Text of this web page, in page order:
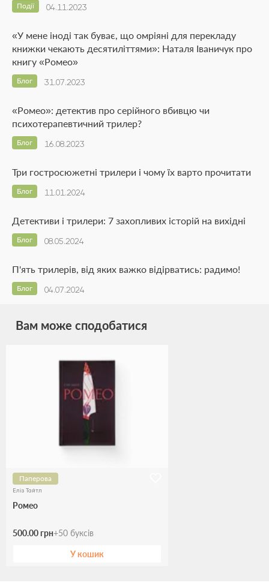
04.11.2023
Події
«У мене іноді так буває, що омріяні для перекладу
книжки чекають десятиліттями»: Наталя Іваничук про
книгу «Ромео»
31.07.2023
Блог
«Ромео»: детектив про серійного вбивцю чи
психотерапевтичний трилер?
16.08.2023
Блог
Три гостросюжетні трилери і чому їх варто прочитати
11.01.2024
Блог
Детективи і трилери: 7 захопливих історій на вихідні
08.05.2024
Блог
П'ять трилерів, від яких важко відірватись: радимо!
04.07.2024
Блог
Вам може сподобатися
Паперова
Еліз Тайтл
Ромео
500.00 грн+50 буксів
У кошик